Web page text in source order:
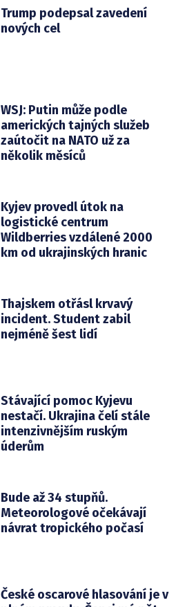
Trump podepsal zavedení
nových cel
WSJ: Putin může podle
amerických tajných služeb
zaútočit na NATO už za
několik měsíců
Kyjev provedl útok na
logistické centrum
Wildberries vzdálené 2000
km od ukrajinských hranic
Thajskem otřásl krvavý
incident. Student zabil
nejméně šest lidí
Stávající pomoc Kyjevu
nestačí. Ukrajina čelí stále
intenzivnějším ruským
úderům
Bude až 34 stupňů.
Meteorologové očekávají
návrat tropického počasí
České oscarové hlasování je v